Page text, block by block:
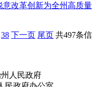
改革创新为全州高质量
38 下一页 尾页 共497条信
人民政府